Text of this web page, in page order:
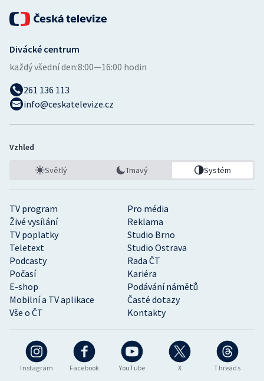
Instagram Facebook YouTube X Threads
TV program
Pro média
Živé vysílání
Reklama
TV poplatky
Studio Brno
Teletext
Studio Ostrava
Podcasty
Rada ČT
Počasí
Kariéra
E-shop
Podávání námětů
Mobilní a TV aplikace
Časté dotazy
Vše o ČT
Kontakty
Divácké centrum
každý všední den:8:00—16:00 hodin
261 136 113
info@ceskatelevize.cz
Vzhled
Světlý Tmavý Systém